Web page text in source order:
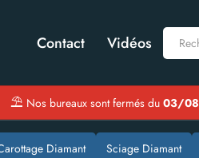
Contact Vidéos
⛱ Nos bureaux sont fermés du 03/08
Diamant Sciage Diamant